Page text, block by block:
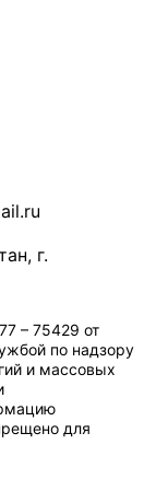
г.
– 75429 от
по надзору
и массовых
для